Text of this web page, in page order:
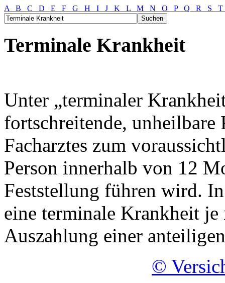
A B C D E F G H I J K L M N O P Q R S
Terminale Krankheit
Unter „terminaler
fortschreitende,
Facharztes zum
Person innerhalb von 12
Feststellung führen wird.
eine terminale Krankheit
Auszahlung einer
©